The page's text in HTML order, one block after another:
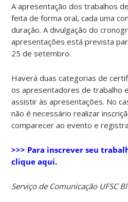
A apresentação dos trabalhos
feita de forma oral, cada uma
duração. A divulgação do
apresentações está prevista
25 de setembro.
Haverá duas categorias de
os apresentadores de trabalho
assistir às apresentações. No
não é necessário realizar
comparecer ao evento e
>>> Para inscrever seu
clique aqui.
Serviço de Comunicação UFSC